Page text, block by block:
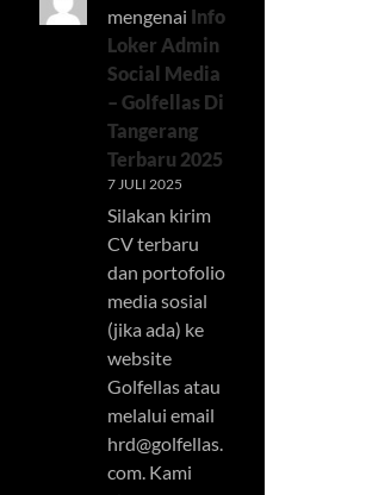
mengenai Info
Loker Admin
Social Media
– Golfellas Di
Tangerang
Terbaru 2025
7 JULI 2025
Silakan kirim
CV terbaru
dan portofolio
media sosial
(jika ada) ke
website
Golfellas atau
melalui email
hrd@golfellas.
com. Kami